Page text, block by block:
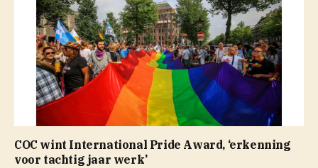
COC wint International Pride Award, ‘erkenning
voor tachtig jaar werk’